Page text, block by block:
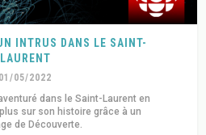
INTRUS DANS LE SAINT-
LAURENT
01/05/2022
dans le Saint-Laurent en
sur son histoire grâce à un
de Découverte.